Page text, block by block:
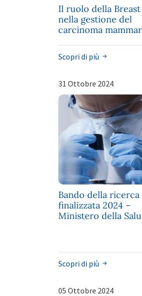
Il ruolo della
nella gestione del
carcinoma
Scopri di più
31 Ottobre 2024
Bando della ricerca
finalizzata 2024 –
Ministero della
Scopri di più
05 Ottobre 2024